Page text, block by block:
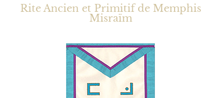
Rite Ancien et Primitif de Memphis
Misraïm